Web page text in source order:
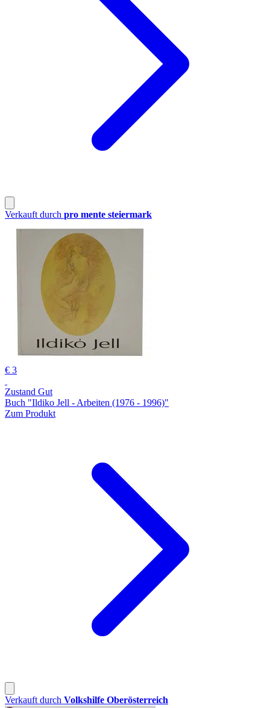
Verkauft durch pro mente steiermark
€ 3
Zustand Gut
Buch "Ildiko Jell - Arbeiten (1976 - 1996)"
Zum Produkt
Verkauft durch Volkshilfe Oberösterreich